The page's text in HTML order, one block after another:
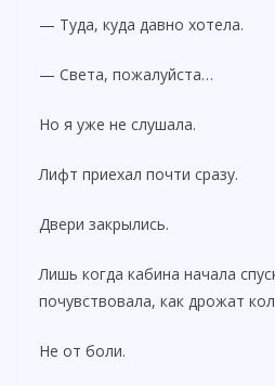
— Туда, куда давно хотела.
— Света, пожалуйста…
Но я уже не слушала.
Лифт приехал почти сразу.
Двери закрылись.
Лишь когда кабина начала
почувствовала, как дрожат
Не от боли.